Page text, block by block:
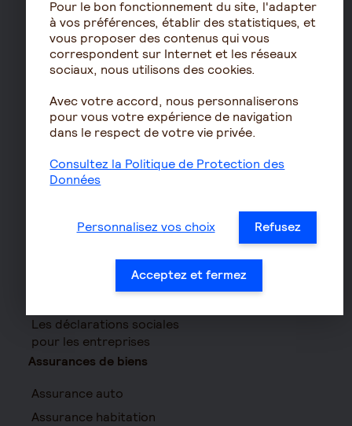
PERIN
PERCOL / PERECOL
PERO
PEE
Contrat de capitalisation
Rente viagère
Résidence avec services
Le fonctionnement de
la retraite
Les démarches de départ
Les déclarations sociales
pour les entreprises
Assurances de biens
Assurance auto
Assurance habitation
Pour le bon fonctionnement du site, l'adapter
à vos préférences, établir des statistiques, et
vous proposer des contenus qui vous
correspondent sur Internet et les réseaux
sociaux, nous utilisons des cookies.
Avec votre accord, nous personnaliserons
pour vous votre expérience de navigation
dans le respect de votre vie privée.
Consultez la Politique de Protection des
Données
Personnalisez vos choix Refusez
Acceptez et fermez